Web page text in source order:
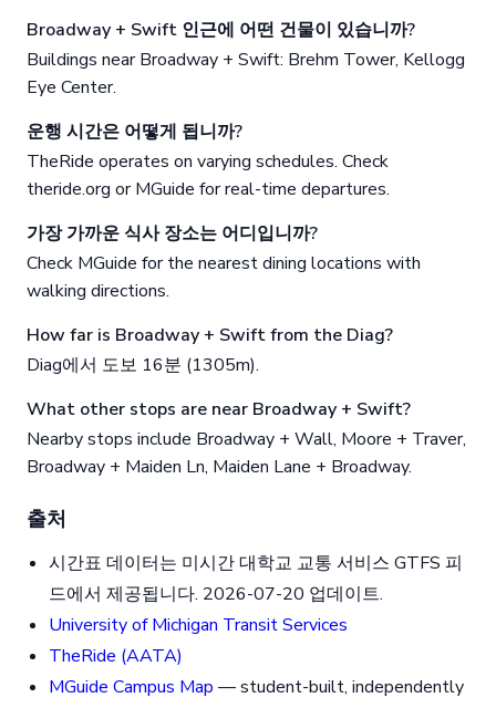
Broadway + Swift 인근에 어떤 건물이 있습니까?
Buildings near Broadway + Swift: Brehm Tower, Kellogg
Eye Center.
운행 시간은 어떻게 됩니까?
TheRide operates on varying schedules. Check
theride.org or MGuide for real-time departures.
가장 가까운 식사 장소는 어디입니까?
Check MGuide for the nearest dining locations with
walking directions.
How far is Broadway + Swift from the Diag?
Diag에서 도보 16분 (1305m).
What other stops are near Broadway + Swift?
Nearby stops include Broadway + Wall, Moore + Traver,
Broadway + Maiden Ln, Maiden Lane + Broadway.
출처
시간표 데이터는 미시간 대학교 교통 서비스 GTFS 피
드에서 제공됩니다. 2026-07-20 업데이트.
University of Michigan Transit Services
TheRide (AATA)
MGuide Campus Map — student-built, independently